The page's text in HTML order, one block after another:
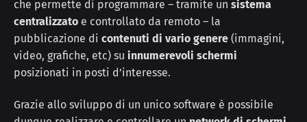
che permette di programmare – tramite un sistema
centralizzato e controllato da remoto – la
pubblicazione di contenuti di vario genere (immagini,
video, grafiche, etc) su innumerevoli schermi
posizionati in posti d’interesse.
Grazie allo sviluppo di un unico software è possibile